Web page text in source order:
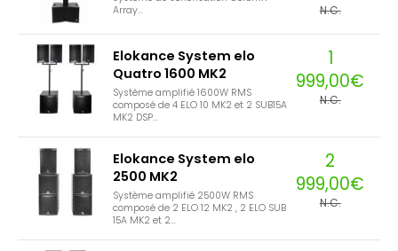
Array...
N.C.
Elokance System elo
Quatro 1600 MK2
Système amplifié 1600W RMS
composé de 4 ELO 10 MK2 et 2 SUB15A
MK2 DSP...
1
999,00€
N.C.
Elokance System elo
2500 MK2
Système amplifié 2500W RMS
composé de 2 ELO 12 MK2 , 2 ELO SUB
15A MK2 et 2...
2
999,00€
N.C.